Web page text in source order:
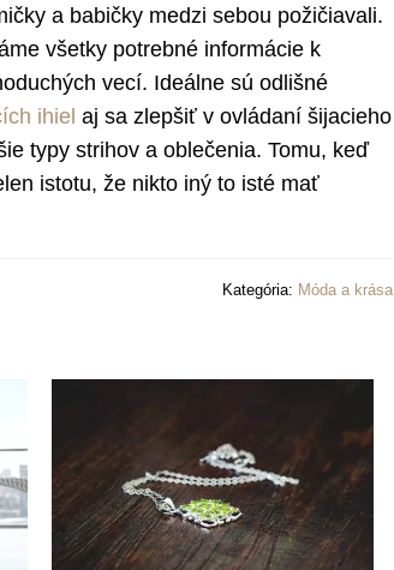
a babičky medzi sebou požičiavali.
všetky potrebné informácie k
vecí. Ideálne sú odlišné
ihiel aj sa zlepšiť v ovládaní šijacieho
typy strihov a oblečenia. Tomu, keď
istotu, že nikto iný to isté mať
Kategória: Móda a krása